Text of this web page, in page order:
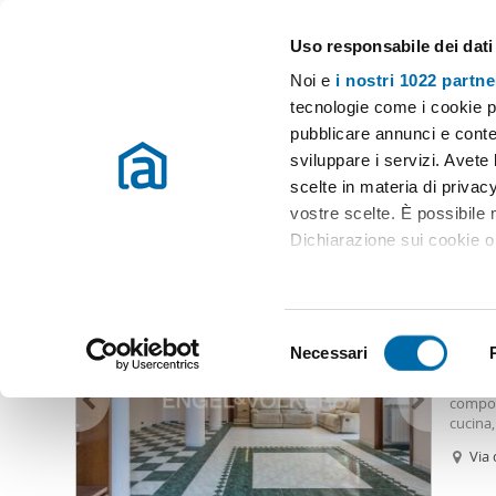
Uso responsabile dei dati
Noi e i nostri 1022
tecnologie come i cookie
pubblicare annunci e
sviluppare i servizi.
scelte in materia di
vostre scelte. È possibile
Dichiarazione sui cookie
Identificare il tuo
(impronte digitali).
Approfondisci come
dettagli. Puoi modificare
Utilizziamo i cookie per
e
e
z
Necessari
Case e appartamenti in affitto in tutta Italia
Scegli la zona
Affitto Roma Appartamenti Affitto Roma
Appartamento affitto giardino ciampino roma Roma (8
Via